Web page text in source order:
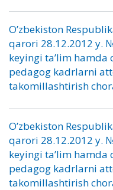
O’zbekiston
qarori 28.12.2012 y.
keyingi ta’lim
pedagog kadrlarni
takomillashtirish
O’zbekiston
qarori 28.12.2012 y.
keyingi ta’lim
pedagog kadrlarni
takomillashtirish